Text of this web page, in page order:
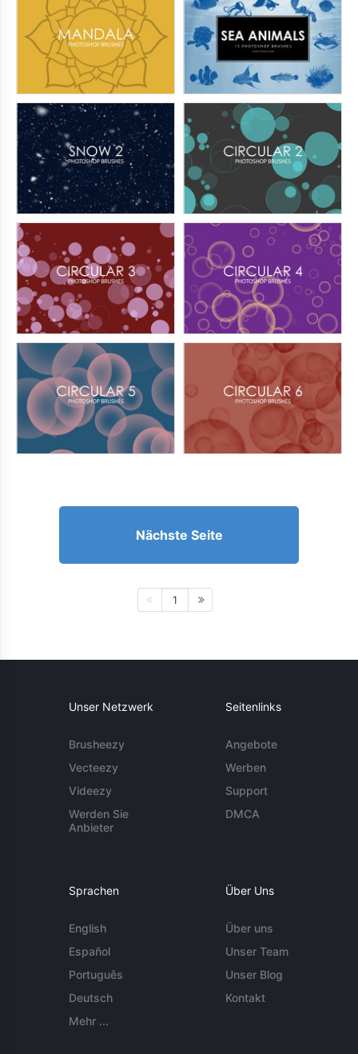
Nächste Seite
1
Unser Netzwerk
Brusheezy
Vecteezy
Videezy
Werden Sie
Anbieter
Seitenlinks
Angebote
Werben
Support
DMCA
Sprachen
English
Español
Português
Deutsch
Mehr ...
Über Uns
Über uns
Unser Team
Unser Blog
Kontakt